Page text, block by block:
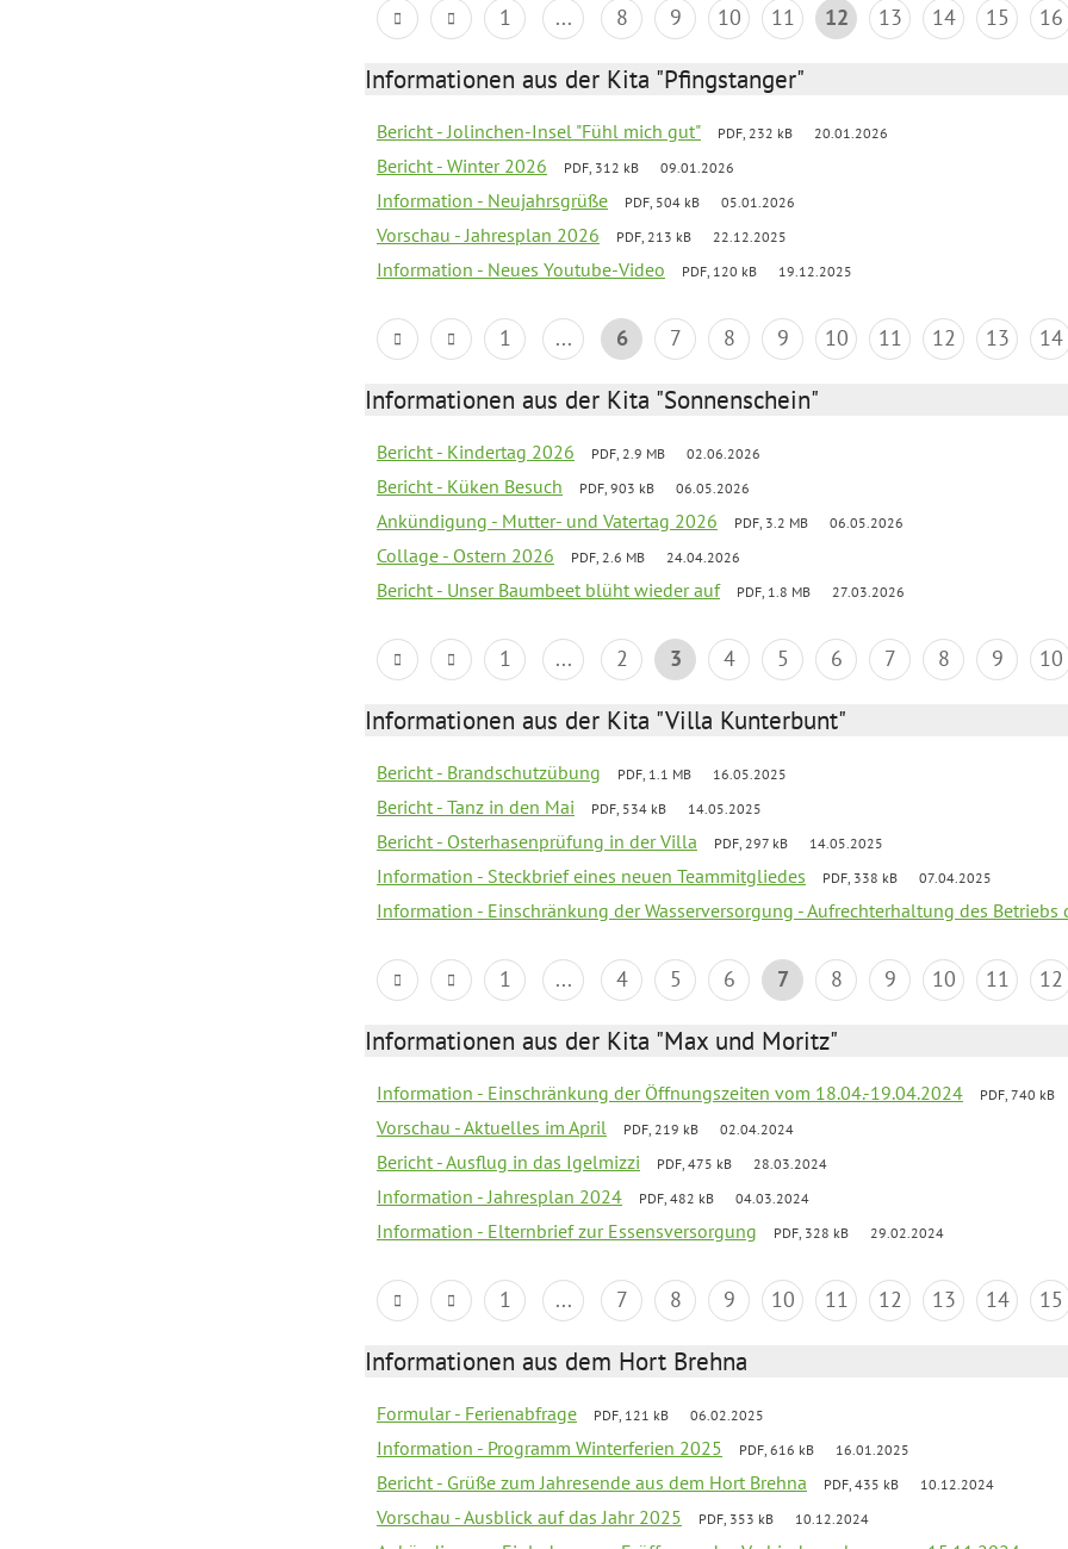
1 ... 8 9 10 11 12 13 14 15 16
Informationen aus der Kita "Pfingstanger"
Bericht - Jolinchen-Insel "Fühl mich gut" PDF, 232 kB 20.01.2026
Bericht - Winter 2026 PDF, 312 kB 09.01.2026
Information - Neujahrsgrüße PDF, 504 kB 05.01.2026
Vorschau - Jahresplan 2026 PDF, 213 kB 22.12.2025
Information - Neues Youtube-Video PDF, 120 kB 19.12.2025
1 ... 6 7 8 9 10 11 12 13 14
Informationen aus der Kita "Sonnenschein"
Bericht - Kindertag 2026 PDF, 2.9 MB 02.06.2026
Bericht - Küken Besuch PDF, 903 kB 06.05.2026
Ankündigung - Mutter- und Vatertag 2026 PDF, 3.2 MB 06.05.2026
Collage - Ostern 2026 PDF, 2.6 MB 24.04.2026
Bericht - Unser Baumbeet blüht wieder auf PDF, 1.8 MB 27.03.2026
1 ... 2 3 4 5 6 7 8 9 10
Informationen aus der Kita "Villa Kunterbunt"
Bericht - Brandschutzübung PDF, 1.1 MB 16.05.2025
Bericht - Tanz in den Mai PDF, 534 kB 14.05.2025
Bericht - Osterhasenprüfung in der Villa PDF, 297 kB 14.05.2025
Information - Steckbrief eines neuen Teammitgliedes PDF, 338 kB 07.04.2025
Information - Einschränkung der Wasserversorgung - Aufrechterhaltung des Betriebs
1 ... 4 5 6 7 8 9 10 11 12
Informationen aus der Kita "Max und Moritz"
Information - Einschränkung der Öffnungszeiten vom 18.04.-19.04.2024 PDF, 740 kB
Vorschau - Aktuelles im April PDF, 219 kB 02.04.2024
Bericht - Ausflug in das Igelmizzi PDF, 475 kB 28.03.2024
Information - Jahresplan 2024 PDF, 482 kB 04.03.2024
Information - Elternbrief zur Essensversorgung PDF, 328 kB 29.02.2024
1 ... 7 8 9 10 11 12 13 14 15
Informationen aus dem Hort Brehna
Formular - Ferienabfrage PDF, 121 kB 06.02.2025
Information - Programm Winterferien 2025 PDF, 616 kB 16.01.2025
Bericht - Grüße zum Jahresende aus dem Hort Brehna PDF, 435 kB 10.12.2024
Vorschau - Ausblick auf das Jahr 2025 PDF, 353 kB 10.12.2024